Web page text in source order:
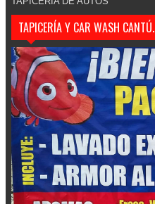
TAPICERÍA Y CAR WASH CANTÚ.